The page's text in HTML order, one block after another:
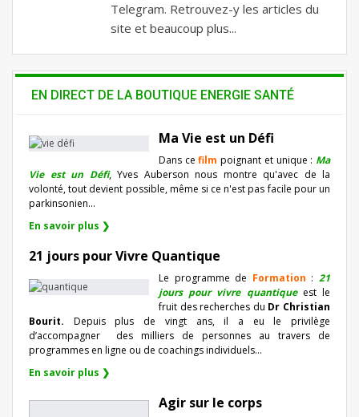
Telegram. Retrouvez-y les articles du
site et beaucoup plus...
EN DIRECT DE LA BOUTIQUE ENERGIE SANTÉ
Ma Vie est un Défi
Dans cefilm poignant et unique : Ma
Vie est un Défi, Yves Auberson nous montre qu'avec de la
volonté, tout devient possible, même si ce n'est pas facile pour un
parkinsonien…
En savoir plus ❯
21 jours pour Vivre Quantique
Le programme de Formation :21
jours pour vivre quantiqueest le
fruit des recherches du Dr Christian
Bourit. Depuis plus de vingt ans, il a eu le privilège
d’accompagner
des milliers de personnes au travers de
programmes en ligne ou de coachings individuels…
En savoir plus ❯
Agir sur le corps